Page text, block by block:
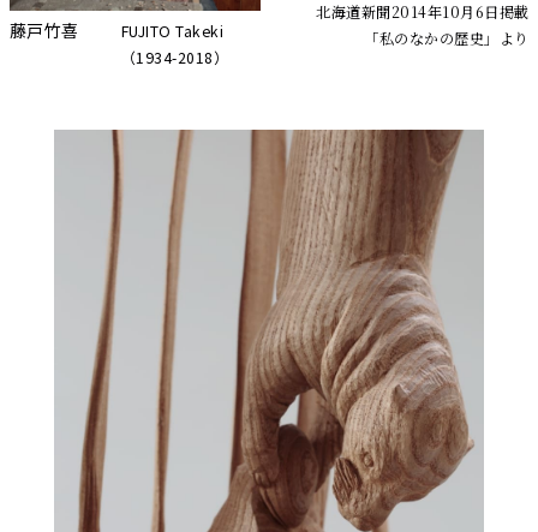
藤戸竹喜
FUJITO Takeki
（1934-2018）
北海道新聞2014年10月6日掲載
「私のなかの歴史」より